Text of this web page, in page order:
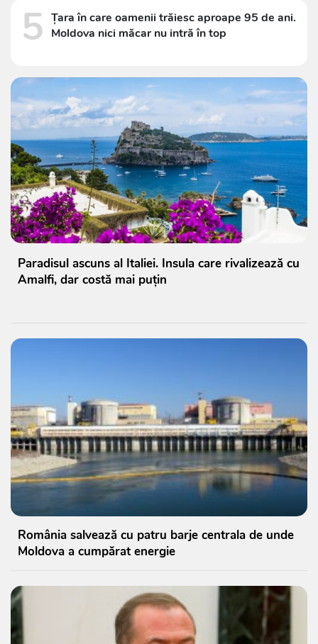
5 Țara în care oamenii trăiesc aproape 95 de ani.
Moldova nici măcar nu intră în top
Paradisul ascuns al Italiei. Insula care rivalizează cu
Amalfi, dar costă mai puțin
România salvează cu patru barje centrala de unde
Moldova a cumpărat energie